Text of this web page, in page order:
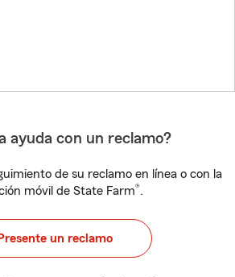
ayuda con un reclamo?
de su reclamo en línea o con la
móvil de State Farm®.
Presente un reclamo